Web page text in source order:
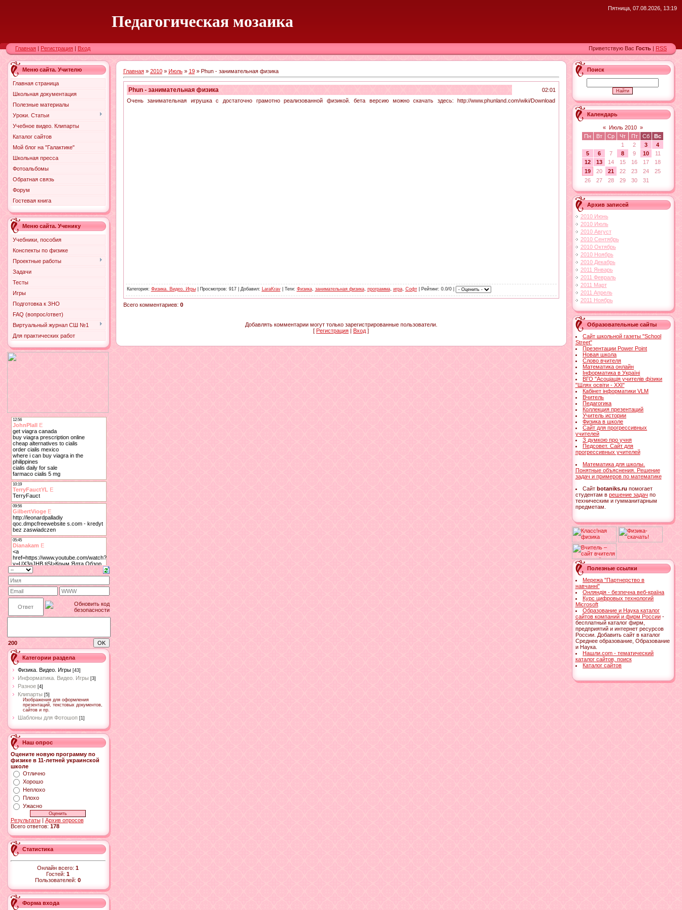
Педагогическая мозаика
Пятница, 07.08.2026, 13:19
Главная | Регистрация | Вход Приветствую Вас Гость | RSS
Меню сайта. Учителю
Главная страница
Школьная документация
Полезные материалы
Уроки. Статьи
Учебное видео. Клипарты
Каталог сайтов
Мой блог на "Галактике"
Школьная пресса
Фотоальбомы
Обратная связь
Форум
Гостевая книга
Меню сайта. Ученику
Учебники, пособия
Конспекты по физике
Проектные работы
Задачи
Тесты
Игры
Подготовка к ЗНО
FAQ (вопрос/ответ)
Виртуальный журнал СШ №1
Для практических работ
200
Категории раздела
Физика. Видео. Игры [43]
Информатика. Видео. Игры [3]
Разное [4]
Клипарты [5]
Изображения для оформления
презентаций, текстовых документов,
сайтов и пр.
Шаблоны для Фотошоп [1]
Наш опрос
Оцените новую программу по
физике в 11-летней украинской
школе
Отлично
Хорошо
Неплохо
Плохо
Ужасно
Результаты| Архив опросов
Всего ответов: 178
Статистика
Онлайн всего: 1
Гостей: 1
Пользователей: 0
Форма входа
Главная» 2010 » Июль » 19» Phun - занимательная физика
Phun - занимательная физика
02:01
Очень занимательная игрушка с достаточно грамотно реализованной физикой. бета версию можно скачать здесь: http://www.phunland.com/wiki/Download
Категория: Физика. Видео. Игры| Просмотров: 917 | Добавил: LaraKrav| Теги: Физика, занимательная физика, программа, игра, Софт| Рейтинг: 0.0/0 |
Всего комментариев: 0
Добавлять комментарии могут только зарегистрированные пользователи.
[ Регистрация | Вход ]
Поиск
Календарь
« Июль 2010 »
Пн
Вт Ср Чт Пт Сб
Вс
1
2 3
4
5
6 7 8 9 10
11
12
13 14 15 16 17
18
19
20 21 22 23 24
25
26
27 28 29 30 31
Архив записей
2010 Июнь
2010 Июль
2010 Август
2010 Сентябрь
2010 Октябрь
2010 Ноябрь
2010 Декабрь
2011 Январь
2011 Февраль
2011 Март
2011 Апрель
2011 Ноябрь
Образовательные сайты
Сайт школьной газеты "School
Street"
Презентации Power Point
Новая школа
Слово вчителя
Математика онлайн
Інформатика в Україні
ВГО "Асоціація учителів фізики
"Шлях освіти - ХХІ"
Кабінет інформатики VLM
Вчитель
Педагогика
Коллекция презентаций
Учитель истории
Физика в школе
Сайт для прогрессивных
учителей
З думкою про учня
Педсовет. Сайт для
прогрессивных учителей
Математика для школы.
Понятные объяснения. Решение
задач и примеров по математике
Cайтbotaniks.ru помогает
студентам в решение задач по
техническим и гумманитарным
предметам.
Полезные ссылки
Мережа "Партнерство в
навчанні"
Онляндія - безпечна веб-країна
Курс цифровых технологий
Microsoft
Образование и Наука каталог
сайтов компаний и фирм России-
бесплатный каталог фирм,
предприятий и интернет ресурсов
России. Добавить сайт в каталог
Среднее образование, Образование
и Наука.
Нашли.com - тематический
каталог сайтов, поиск
Каталог сайтов